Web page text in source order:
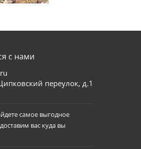
с нами
переулок, д.1
самое выгодное
вас куда вы